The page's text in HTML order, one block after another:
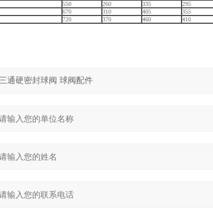
550 260 335 295
670 310 405 355
720 370 460 410